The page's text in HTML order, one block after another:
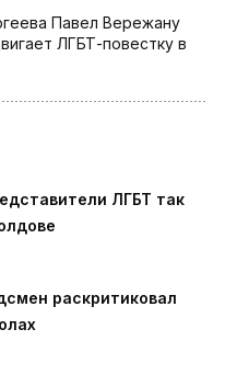
Павел Вережану
ЛГБТ-повестку в
ЛГБТ так
раскритиковал